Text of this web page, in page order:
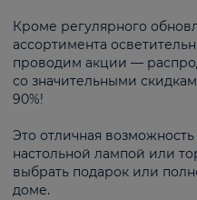
Кроме регулярного
ассортимента
проводим акции —
со значительными
90%!
Это отличная
настольной лампой или
выбрать подарок или
доме.